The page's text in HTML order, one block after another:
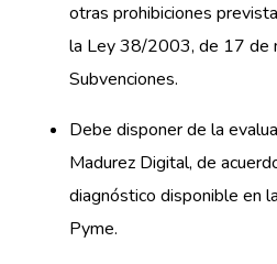
otras prohibiciones
la Ley 38/2003, de 17 de
Subvenciones.
Debe disponer de la
Madurez Digital, de
diagnóstico disponible en
Pyme.